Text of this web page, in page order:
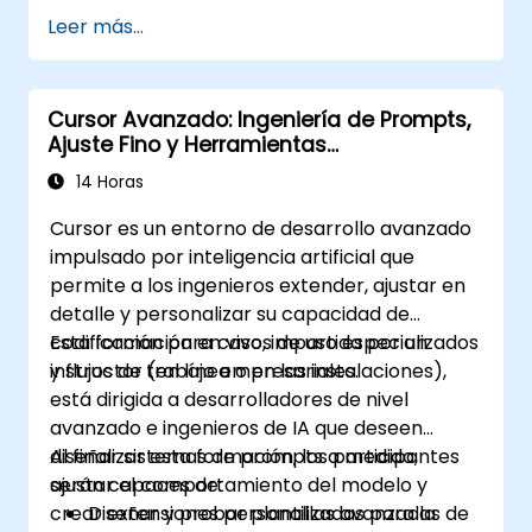
Leer más...
Cursor Avanzado: Ingeniería de Prompts,
Ajuste Fino y Herramientas
Personalizadas
14 Horas
Cursor es un entorno de desarrollo avanzado
impulsado por inteligencia artificial que
permite a los ingenieros extender, ajustar en
detalle y personalizar su capacidad de
codificación para casos de uso especializados
y flujos de trabajo empresariales.
Esta formación en vivo, impartida por un
instructor (en línea o en las instalaciones),
está dirigida a desarrolladores de nivel
avanzado e ingenieros de IA que deseen
diseñar sistemas de prompts a medida,
ajustar el comportamiento del modelo y
crear extensiones personalizadas para la
Al finalizar esta formación, los participantes
serán capaces de:
Diseñar y probar plantillas avanzadas de